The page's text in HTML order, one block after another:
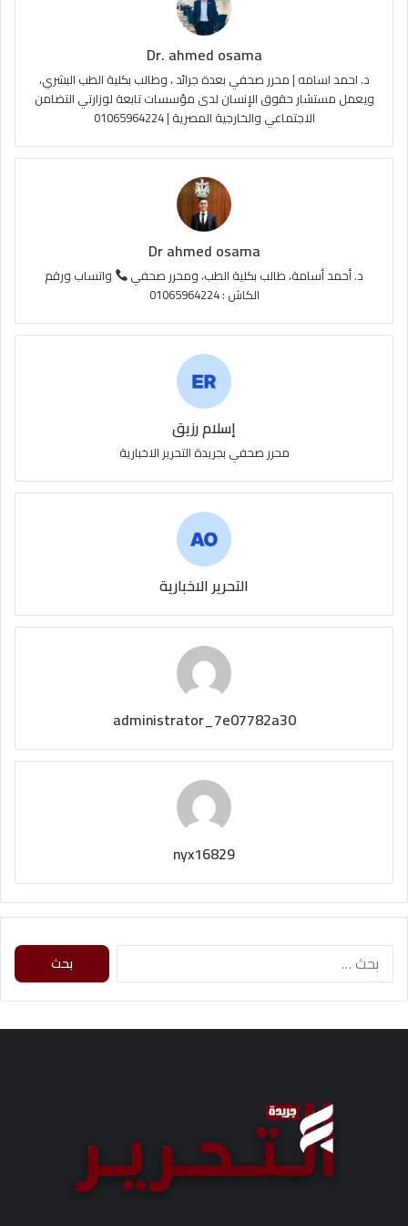
e
ا
م
ل
م
و
ق
ع
R
S
S
Dr. ahmed osama
د. احمد اسامه | محرر صحفي بعدة جرائد ، وطالب بكلية الطب البشري،
ويعمل مستشار حقوق الإنسان لدى مؤسسات تابعة لوزارتي التضامن
الاجتماعي والخارجية المصرية | 01065964224
Dr ahmed osama
د. أحمد أسامة، طالب بكلية الطب، ومحرر صحفي
واتساب ورقم
الكاش : 01065964224
إسلام رزيق
محرر صحفي بجريدة التحرير الاخبارية
التحرير الاخبارية
administrator_7e07782a30
nyx16829
ث